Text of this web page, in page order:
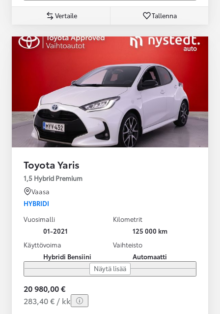
Vertaile Tallenna
Toyota Yaris
1,5 Hybrid Premium
Vaasa
HYBRIDI
Vuosimalli
01-2021
Kilometrit
125 000 km
Käyttövoima
Hybridi Bensiini
Vaihteisto
Automaatti
Näytä lisää
20 980,00 €
283,40 € / kk